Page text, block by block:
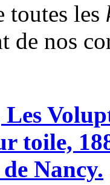
toutes les
de nos